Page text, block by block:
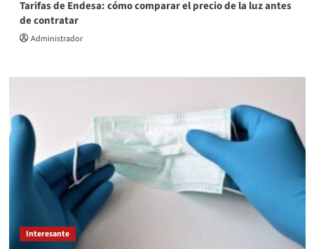
Tarifas de Endesa: cómo comparar el precio de la luz antes
de contratar
Administrador
Interesante